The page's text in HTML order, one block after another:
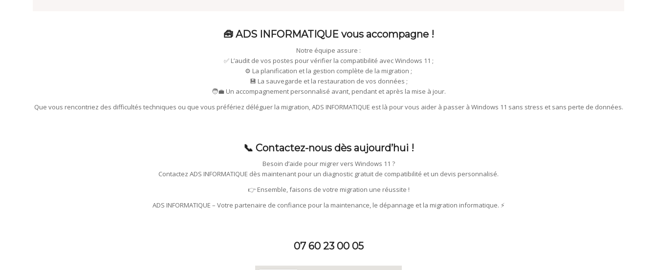
🧰 ADS INFORMATIQUE vous accompagne !
Notre équipe assure :
✅ L’audit de vos postes pour vérifier la compatibilité avec Windows 11 ;
⚙️ La planification et la gestion complète de la migration ;
💾 La sauvegarde et la restauration de vos données ;
🧑‍💼 Un accompagnement personnalisé avant, pendant et après la mise à jour.
Que vous rencontriez des difficultés techniques ou que vous préfériez déléguer la migration, ADS INFORMATIQUE est là pour vous aider à passer à Windows 11 sans stress et sans perte de données.
📞 Contactez-nous dès aujourd’hui !
Besoin d’aide pour migrer vers Windows 11 ?
Contactez ADS INFORMATIQUE dès maintenant pour un diagnostic gratuit de compatibilité et un devis personnalisé.
👉 Ensemble, faisons de votre migration une réussite !
ADS INFORMATIQUE – Votre partenaire de confiance pour la maintenance, le dépannage et la migration informatique. ⚡
07 60 23 00 05